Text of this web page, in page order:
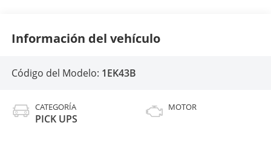
Información del vehículo
Código del Modelo: 1EK43B
CATEGORÍA
PICK UPS
MOTOR